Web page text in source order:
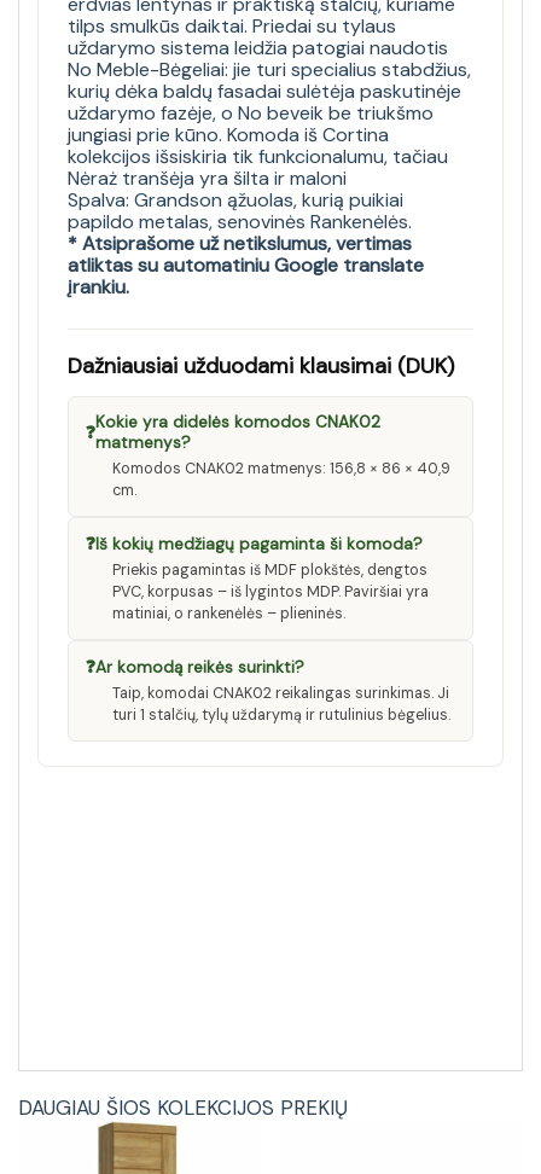
tilps smulkūs daiktai. Priedai su tylaus
uždarymo sistema leidžia patogiai naudotis
No Meble-Bėgeliai: jie turi specialius stabdžius,
kurių dėka baldų fasadai sulėtėja paskutinėje
uždarymo fazėje, o No beveik be triukšmo
jungiasi prie kūno. Komoda iš Cortina
kolekcijos išsiskiria tik funkcionalumu, tačiau
Nėraż tranšėja yra šilta ir maloni
Spalva: Grandson ąžuolas, kurią puikiai
papildo metalas, senovinės Rankenėlės.
* Atsiprašome už netikslumus, vertimas
atliktas su automatiniu Google translate
įrankiu.
Dažniausiai užduodami klausimai (DUK)
❓Kokie yra didelės komodos CNAK02
matmenys?
Komodos CNAK02 matmenys: 156,8 × 86 × 40,9
cm.
❓Iš kokių medžiagų pagaminta ši komoda?
Priekis pagamintas iš MDF plokštės, dengtos
PVC, korpusas – iš lygintos MDP. Paviršiai yra
matiniai, o rankenėlės – plieninės.
❓Ar komodą reikės surinkti?
Taip, komodai CNAK02 reikalingas surinkimas. Ji
turi 1 stalčių, tylų uždarymą ir rutulinius bėgelius.
DAUGIAU ŠIOS KOLEKCIJOS PREKIŲ